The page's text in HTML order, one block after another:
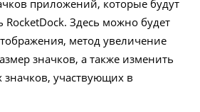
приложений, которые будут
Здесь можно будет
метод увеличение
значков, а также изменить
значков, участвующих в